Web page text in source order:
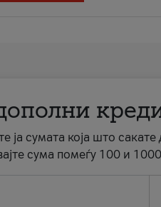
ја сумата која што
сума помеѓу 100 и